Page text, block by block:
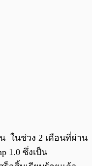
ในช่วง 2 เดือนที่ผ่าน
1.0 ซึ่งเป็น